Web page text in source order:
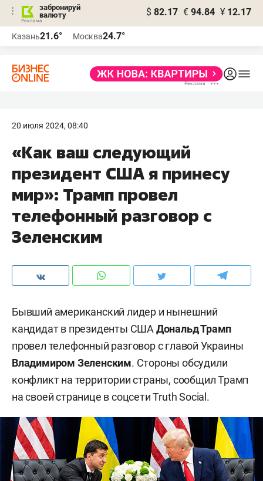
забронируй
валюту
$ 82.17 € 94.84 ¥ 12.17
Казань21.6° Москва24.7°
20 июля 2024, 08:40
«Как ваш следующий
президент США я принесу
мир»: Трамп провел
телефонный разговор с
Зеленским
Бывший американский лидер и нынешний
кандидат в президенты США Дональд Трамп
провел телефонный разговор с главой Украины
Владимиром Зеленским. Стороны обсудили
конфликт на территории страны, сообщил Трамп
на своей странице в соцсети Truth Social.